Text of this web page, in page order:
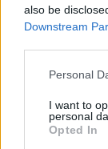
also be
Downstream
Personal
I want to
personal
Opted In
hangulatot.
hetekben
azután, hogy
kezdték